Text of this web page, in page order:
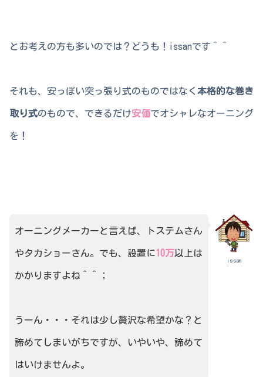
とお考えの方も多いのでは？どうも！issanです＾＾
それも、安っぽい突っ張り式のものではなく 本格的な巻き
取り式のもので、できるだけ安価でオシャレなオーニング
を！
issan
オーニングメーカーと言えば、トステムさん
やタカショーさん。でも、設置に10万以上は
かかりますよね＾＾；
うーん・・・それは少し贅沢な希望かな？と
諦めてしまいがちですが、いやいや、諦めて
はいけませんよ。